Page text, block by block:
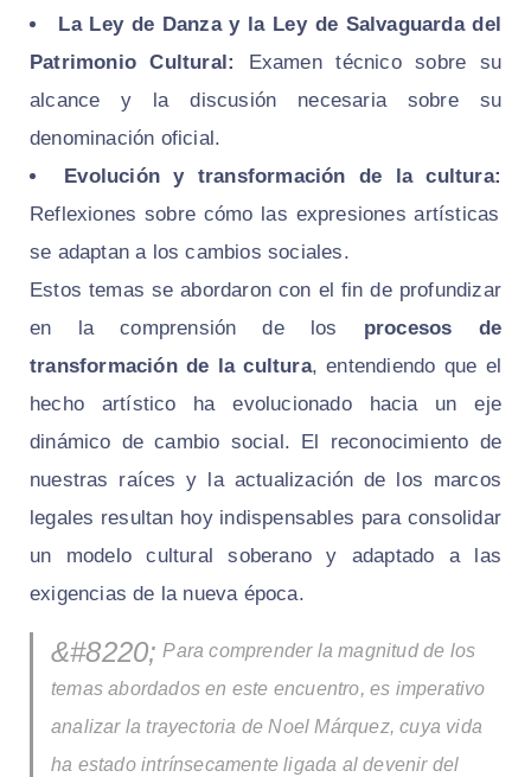
La Ley de Danza y la Ley de Salvaguarda del
Patrimonio Cultural:
Examen técnico sobre su
alcance y la discusión necesaria sobre su
denominación oficial.
Evolución y transformación de la cultura:
Reflexiones sobre cómo las expresiones artísticas
se adaptan a los cambios sociales.
Estos temas se abordaron con el fin de profundizar
en la comprensión de los procesos de
transformación de la cultura, entendiendo que el
hecho artístico ha evolucionado hacia un eje
dinámico de cambio social. El reconocimiento de
nuestras raíces y la actualización de los marcos
legales resultan hoy indispensables para consolidar
un modelo cultural soberano y adaptado a las
exigencias de la nueva época.
Para comprender la magnitud de los
temas abordados en este encuentro, es imperativo
analizar la trayectoria de Noel Márquez, cuya vida
ha estado intrínsecamente ligada al devenir del